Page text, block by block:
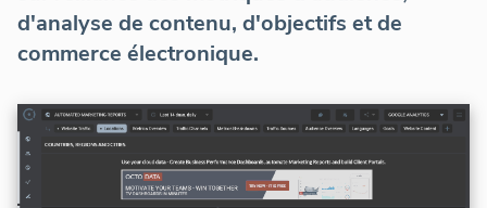
d'analyse de contenu, d'objectifs et de
commerce électronique.